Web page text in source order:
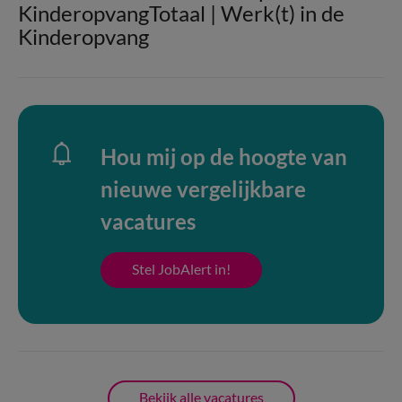
KinderopvangTotaal | Werk(t) in de
Kinderopvang
Hou mij op de hoogte van
nieuwe vergelijkbare
vacatures
Stel JobAlert in!
Bekijk alle vacatures